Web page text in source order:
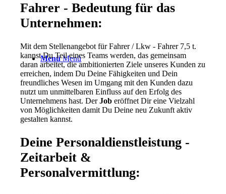
Menü Menü
Fahrer - Bedeutung für das
Unternehmen:
Mit dem Stellenangebot für Fahrer / Lkw - Fahrer 7,5 t.
kannst Du Teil eines Teams werden, das gemeinsam
daran arbeitet, die ambitionierten Ziele unseres Kunden zu
erreichen, indem Du Deine Fähigkeiten und Dein
freundliches Wesen im Umgang mit den Kunden dazu
nutzt um unmittelbaren Einfluss auf den Erfolg des
Unternehmens hast. DerJoberöffnet Dir eine Vielzahl
von Möglichkeiten damit Du Deine neu Zukunft aktiv
gestalten kannst.
Deine Personaldienstleistung -
Zeitarbeit &
Personalvermittlung: